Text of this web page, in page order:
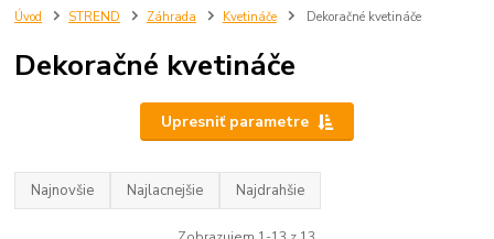
Úvod STREND Záhrada Kvetináče Dekoračné kvetináče
Dekoračné kvetináče
Upresniť parametre
Najnovšie Najlacnejšie Najdrahšie